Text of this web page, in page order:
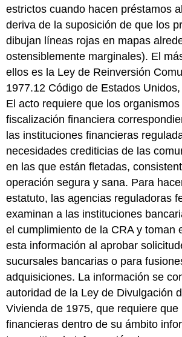
estrictos cuando hacen préstamos
deriva de la suposición de que los
dibujan líneas rojas en mapas
ostensiblemente marginales). El
ellos es la Ley de Reinversión
1977.12 Código de Estados
El acto requiere que los
fiscalización financiera
las instituciones financieras
necesidades crediticias de las
en las que están fletadas,
operación segura y sana. Para
estatuto, las agencias reguladoras
examinan a las instituciones
el cumplimiento de la CRA y toman
esta información al aprobar
sucursales bancarias o para
adquisiciones. La información se
autoridad de la Ley de Divulgación
Vivienda de 1975, que requiere
financieras dentro de su ámbito